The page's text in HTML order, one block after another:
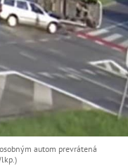
autom prevrátená